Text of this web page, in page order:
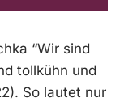
“Wir sind
tollkühn und
So lautet nur